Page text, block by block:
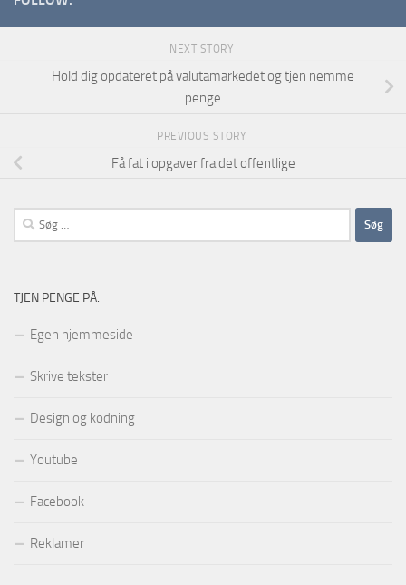
NEXT STORY
Hold dig opdateret på valutamarkedet og tjen nemme
penge
PREVIOUS STORY
Få fat i opgaver fra det offentlige
Søg
efter:
TJEN PENGE PÅ:
Egen hjemmeside
Skrive tekster
Design og kodning
Youtube
Facebook
Reklamer